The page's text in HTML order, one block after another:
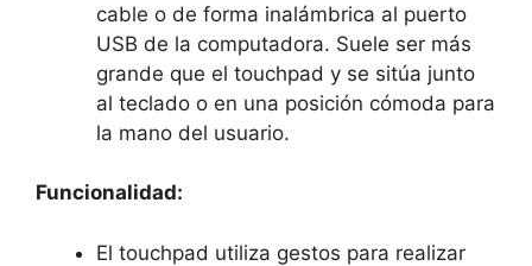
cable o de ‍forma inalámbrica‌ al puerto
USB ⁣de la​ computadora. ​Suele ser más
grande⁢ que el touchpad‌ y se sitúa ‍junto
al teclado o en una‌ posición cómoda para
la mano del usuario.
Funcionalidad:
El touchpad utiliza gestos para realizar